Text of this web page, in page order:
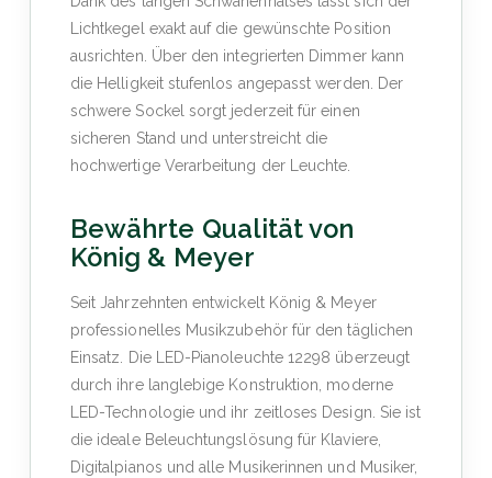
Lichtkegel exakt auf die gewünschte Position
ausrichten. Über den integrierten Dimmer kann
die Helligkeit stufenlos angepasst werden. Der
schwere Sockel sorgt jederzeit für einen
sicheren Stand und unterstreicht die
hochwertige Verarbeitung der Leuchte.
Bewährte Qualität von
König & Meyer
Seit Jahrzehnten entwickelt König & Meyer
professionelles Musikzubehör für den täglichen
Einsatz. Die LED-Pianoleuchte 12298 überzeugt
durch ihre langlebige Konstruktion, moderne
LED-Technologie und ihr zeitloses Design. Sie ist
die ideale Beleuchtungslösung für Klaviere,
Digitalpianos und alle Musikerinnen und Musiker,